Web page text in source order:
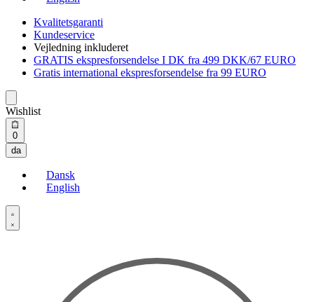
Kvalitetsgaranti
Kundeservice
Vejledning inkluderet
GRATIS ekspresforsendelse I DK fra 499 DKK/67 EURO
Gratis international ekspresforsendelse fra 99 EURO
Wishlist
0Open
cart
da
Dansk
English
Open
Account
details